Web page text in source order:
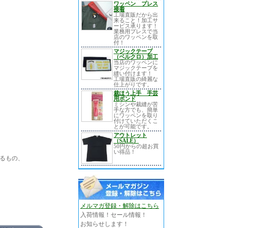
もの、
ワッペン プレス
接着
工場直販だから出
来ること！加工サ
ービス承ります！
業務用プレスで当
店のワッペンを取
付！
マジックテープ
（ベルクロ）加工
当店のワッペンに
マジックテープを
縫い付けます！
工場直販の綺麗な
仕上がりです。
裁ほう上手 手芸
用ボンド
ミシンや裁縫が苦
手な方でも、簡単
にワッペンを取り
付けていただくこ
とが可能です。
アウトレット
（SALE）
50円からの超お買
い得品！
メルマガ登録・解除はこちら
入荷情報！セール情報！
お知らせします！